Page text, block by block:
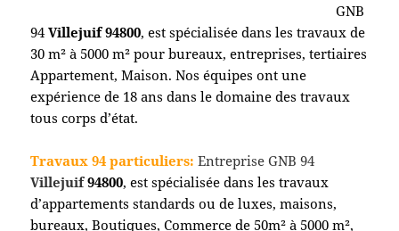
GNB
94Villejuif 94800, est spécialisée dans les travaux de
30 m² à 5000 m² pour bureaux, entreprises, tertiaires
Appartement, Maison. Nos équipes ont une
expérience de 18 ans dans le domaine des travaux
tous corps d’état.
Travaux 94 particuliers: Entreprise GNB 94
Villejuif 94800, est spécialisée dans les travaux
d’appartements standards ou de luxes, maisons,
bureaux, Boutiques, Commerce de 50m² à 5000 m²,